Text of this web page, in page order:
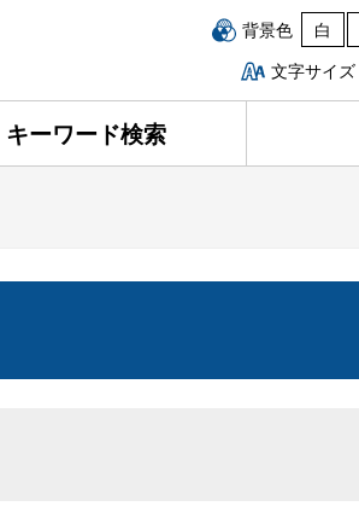
背景色 白
文字サイズ
キーワード検索